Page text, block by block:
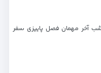
آخر مهمان فصل پاییزی سفر